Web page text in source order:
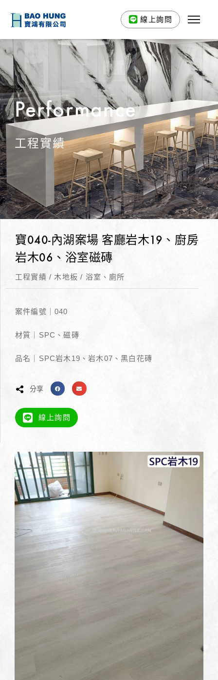
線上詢問
Performance
工程實績
寶040-內湖案場 客廳岩木19、廚房
岩木06、浴室磁磚
工程實績 / 木地板 / 浴室、廁所
案件編號｜040
材質｜SPC、磁磚
品名｜SPC岩木19、岩木07、黑白花磚
分享
線上詢問